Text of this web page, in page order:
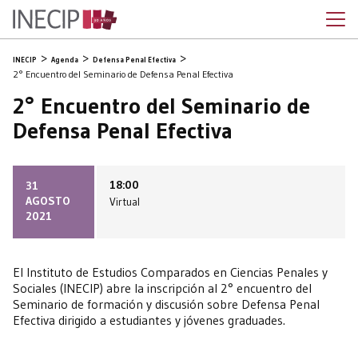
INECIP Agenda Defensa Penal Efectiva
2° Encuentro del Seminario de Defensa Penal Efectiva
2° Encuentro del Seminario de
Defensa Penal Efectiva
18:00
Virtual
31
AGOSTO
2021
El Instituto de Estudios Comparados en Ciencias Penales y
Sociales (INECIP) abre la inscripción al 2° encuentro del
Seminario de formación y discusión sobre Defensa Penal
Efectiva dirigido a estudiantes y jóvenes graduades.